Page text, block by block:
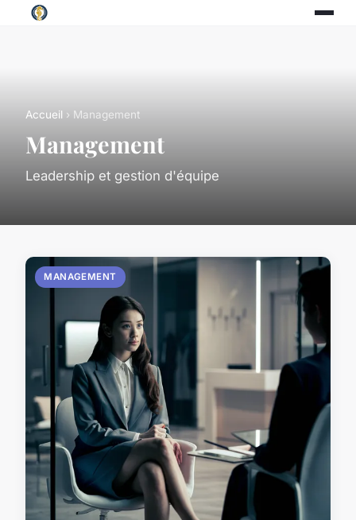
Accueil › Management
Management
Leadership et gestion d'équipe
MANAGEMENT